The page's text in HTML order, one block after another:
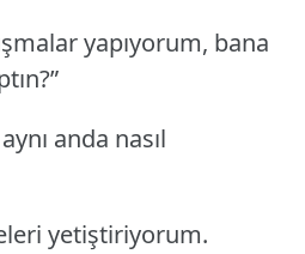
yapıyorum, bana
anda nasıl
yetiştiriyorum.